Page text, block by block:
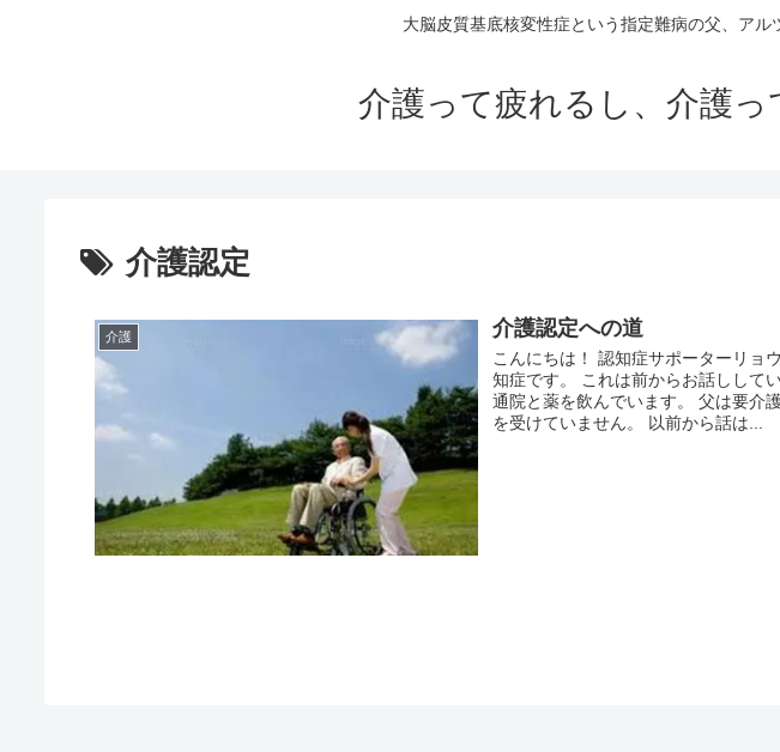
大脳皮質基底核変性症という指定難病の父、ア
介護って疲れるし、介護
介護認定
介護 介護認定への道
こんにちは！ 認知症サポーターリョ
知症です。 これは前からお話しして
通院と薬を飲んでいます。 父は要介
を受けていません。 以前から話は...